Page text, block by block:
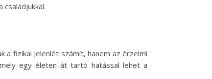
családjukkal.
a fizikai jelenlét számít, hanem az érzelmi
egy életen át tartó hatással lehet a